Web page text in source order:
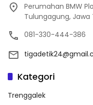
Perumahan BMW
Tulungagung, Jawa
081-330-444-386
Kategori
Trenggalek